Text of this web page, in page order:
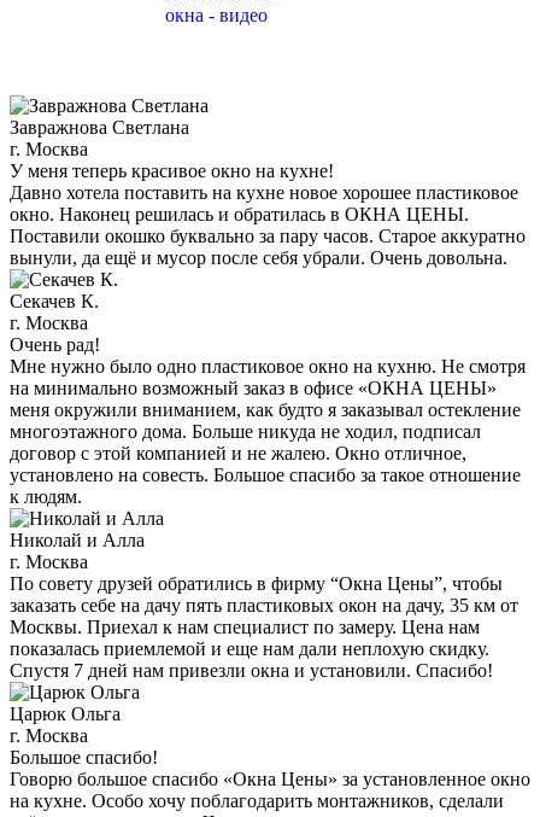
Завражнова Светлана
г. Москва
У меня теперь красивое окно на кухне!
Давно хотела поставить на кухне новое хорошее пластиковое
окно. Наконец решилась и обратилась в ОКНА ЦЕНЫ.
Поставили окошко буквально за пару часов. Старое аккуратно
вынули, да ещё и мусор после себя убрали. Очень довольна.
Секачев К.
г. Москва
Очень рад!
Мне нужно было одно пластиковое окно на кухню. Не смотря
на минимально возможный заказ в офисе «ОКНА ЦЕНЫ»
меня окружили вниманием, как будто я заказывал остекление
многоэтажного дома. Больше никуда не ходил, подписал
договор с этой компанией и не жалею. Окно отличное,
установлено на совесть. Большое спасибо за такое отношение
к людям.
Николай и Алла
г. Москва
По совету друзей обратились в фирму “Окна Цены”, чтобы
заказать себе на дачу пять пластиковых окон на дачу, 35 км от
Москвы. Приехал к нам специалист по замеру. Цена нам
показалась приемлемой и еще нам дали неплохую скидку.
Спустя 7 дней нам привезли окна и установили. Спасибо!
Царюк Ольга
г. Москва
Большое спасибо!
Говорю большое спасибо «Окна Цены» за установленное окно
на кухне. Особо хочу поблагодарить монтажников, сделали